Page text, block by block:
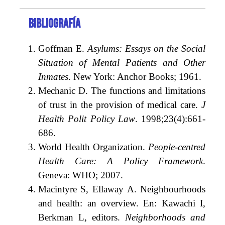
Bibliografía
Goffman E. Asylums: Essays on the Social
Situation of Mental Patients and Other
Inmates. New York: Anchor Books; 1961.
Mechanic D. The functions and limitations
of trust in the provision of medical care.J
Health Polit Policy Law. 1998;23(4):661-
686.
World Health Organization. People-centred
Health Care: A Policy Framework.
Geneva: WHO; 2007.
Macintyre S, Ellaway A. Neighbourhoods
and health: an overview. En: Kawachi I,
Berkman L, editors. Neighborhoods and